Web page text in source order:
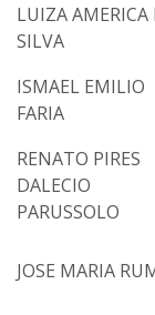
LUIZA AMERICA
SILVA
ISMAEL EMILIO
FARIA
RENATO PIRES
DALECIO
PARUSSOLO
JOSE MARIA